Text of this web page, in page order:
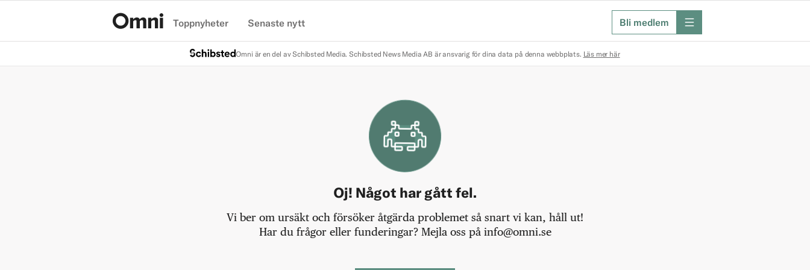
Toppnyheter Senaste nytt Bli medlem meny
Omni är en del av Schibsted Media. Schibsted News Media AB är ansvarig för dina data på denna webbplats. Läs mer här
Oj! Något har gått fel.
Vi ber om ursäkt och försöker åtgärda problemet så snart vi kan, håll ut!
Har du frågor eller funderingar? Mejla oss på info@omni.se